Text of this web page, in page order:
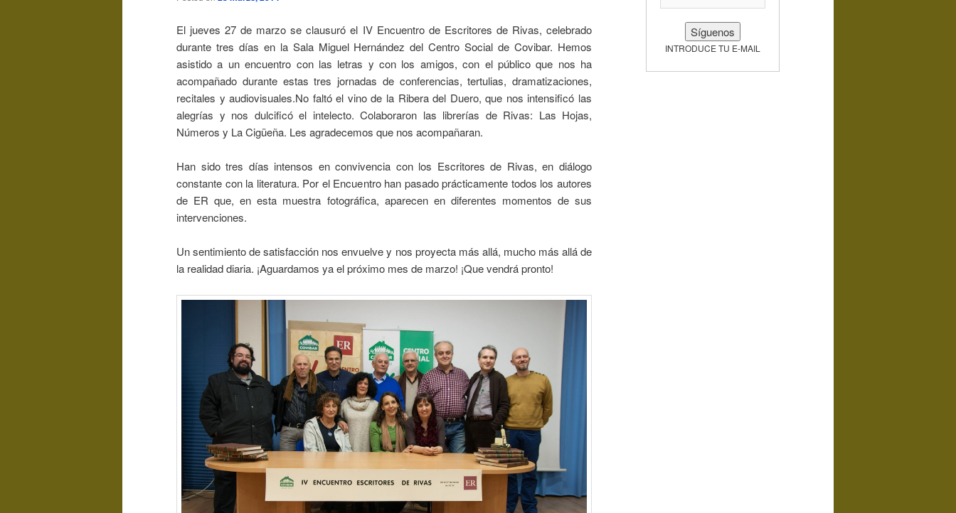
El jueves 27 de marzo se clausuró el IV Encuentro de Escritores de Rivas, celebrado
durante tres días en la Sala Miguel Hernández del Centro Social de Covibar. Hemos
asistido a un encuentro con las letras y con los amigos, con el público que nos ha
acompañado durante estas tres jornadas de conferencias, tertulias, dramatizaciones,
recitales y audiovisuales.No faltó el vino de la Ribera del Duero, que nos intensificó las
alegrías y nos dulcificó el intelecto. Colaboraron las librerías de Rivas: Las Hojas,
Números y La Cigüeña. Les agradecemos que nos acompañaran.
Han sido tres días intensos en convivencia con los Escritores de Rivas, en diálogo
constante con la literatura. Por el Encuentro han pasado prácticamente todos los autores
de ER que, en esta muestra fotográfica, aparecen en diferentes momentos de sus
intervenciones.
Un sentimiento de satisfacción nos envuelve y nos proyecta más allá, mucho más allá de
la realidad diaria. ¡Aguardamos ya el próximo mes de marzo! ¡Que vendrá pronto!
INTRODUCE TU E-MAIL